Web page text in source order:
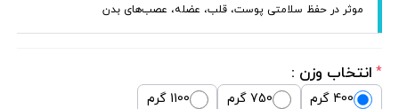
موثر در حفظ سلامتى پوست، قلب، عضله، عصب‌های بدن
* انتخاب وزن :
400 گرم 750 گرم 1100 گرم